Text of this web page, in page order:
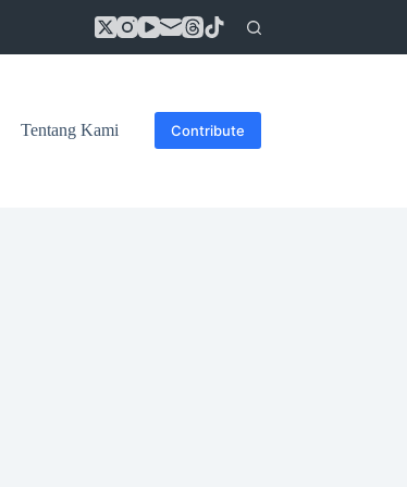
Tentang Kami Contribute